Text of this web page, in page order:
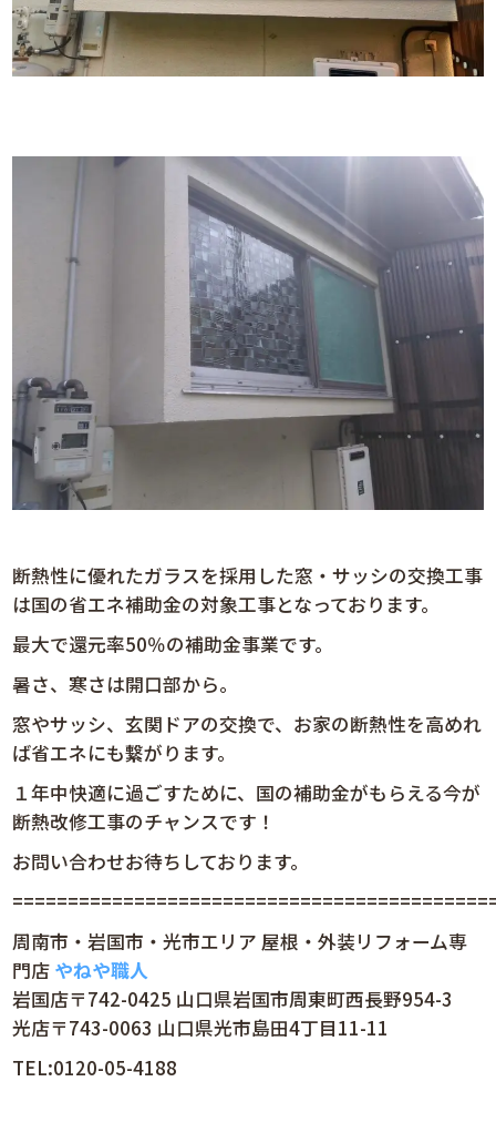
断熱性に優れたガラスを採用した窓・サッシの交換工事
は国の省エネ補助金の対象工事となっております。
最大で還元率50％の補助金事業です。
暑さ、寒さは開口部から。
窓やサッシ、玄関ドアの交換で、お家の断熱性を高めれ
ば省エネにも繋がります。
１年中快適に過ごすために、国の補助金がもらえる今が
断熱改修工事のチャンスです！
お問い合わせお待ちしております。
周南市・岩国市・光市エリア 屋根・外装リフォーム専
門店 やねや職人
岩国店〒742-0425 山口県岩国市周東町西長野954-3
光店〒743-0063 山口県光市島田4丁目11-11
TEL:0120-05-4188